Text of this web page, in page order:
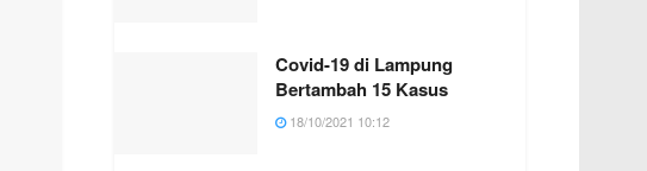
Covid-19 di Lampung
Bertambah 15 Kasus
18/10/2021 10:12